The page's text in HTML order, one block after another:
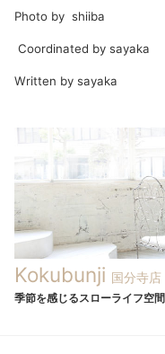
Photo by shiiba
Coordinated by sayaka
Written by sayaka
Kokubunji 国分寺店
季節を感じるスローライフ空間